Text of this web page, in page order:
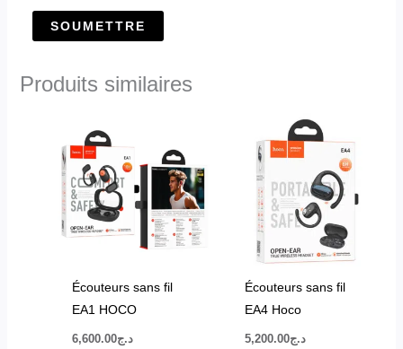
Produits similaires
Écouteurs sans fil
EA1 HOCO
د.ج6,600.00
a
plusieurs
variations.
Les
peuvent
Écouteurs sans fil
EA4 Hoco
د.ج5,200.00
Ce
produit
plusieurs
variations.
Les
options
peuvent